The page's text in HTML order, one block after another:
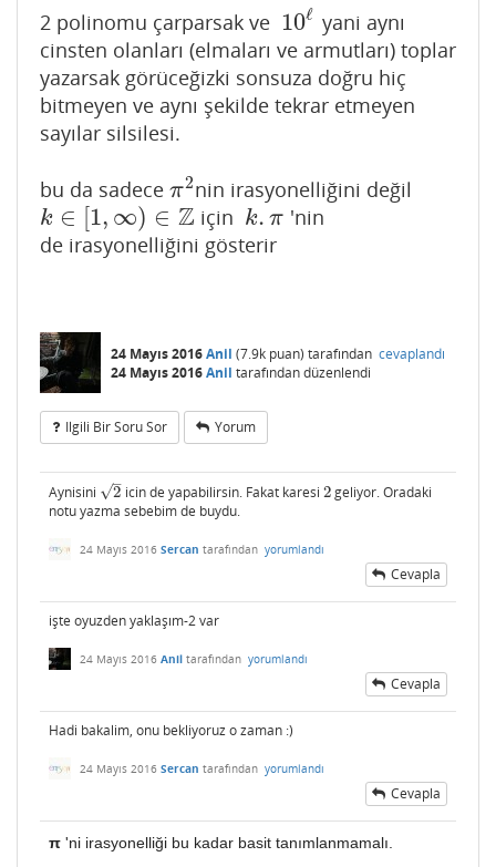
2 polinomu çarparsak ve 10ℓ
10ℓ yani aynı
cinsten olanları (elmaları ve armutları) toplar
yazarsak görüceğizki sonsuza doğru hiç
bitmeyen ve aynı şekilde tekrar etmeyen
sayılar silsilesi.
bu da sadece π2
π2nin irasyonelliğini değil
k ∈ [1, ∞) ∈ Z
k∈[ ∞) ∈Z için k. π
k.π
'nin
de irasyonelliğini gösterir
24 Mayıs 2016Anil (7.9k puan) tarafından cevaplandı
24 Mayıs 2016Anil tarafındandüzenlendi
Ilgili Bir Soru Sor Yorum
Aynisini 2
–
√
2 icin de yapabilirsin. Fakat karesi2
2geliyor. Oradaki
notu yazma sebebim de buydu.
24 Mayıs 2016 Sercan tarafından yorumlandı
Cevapla
işte oyuzden yaklaşım-2 var
24 Mayıs 2016 Anil tarafından yorumlandı
Cevapla
Hadi bakalim, onu bekliyoruz o zaman :)
24 Mayıs 2016 Sercan tarafından yorumlandı
Cevapla
π 'ni irasyonelliği bu kadar basit tanımlanmamalı.